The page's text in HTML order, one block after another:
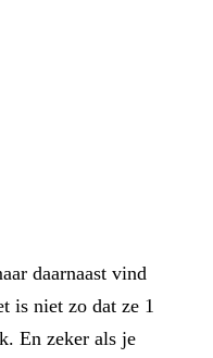
daarnaast vind
is niet zo dat ze 1
En zeker als je